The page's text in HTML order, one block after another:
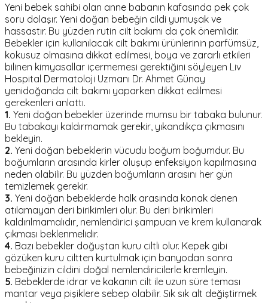
Yeni bebek sahibi olan anne babanın kafasında pek çok
soru dolaşır. Yeni doğan bebeğin cildi yumuşak ve
hassastır. Bu yüzden rutin cilt bakımı da çok önemlidir.
Bebekler için kullanılacak cilt bakımı ürünlerinin parfümsüz,
kokusuz olmasına dikkat edilmesi, boya ve zararlı etkileri
bilinen kimyasallar içermemesi gerektiğini söyleyen Liv
Hospital Dermatoloji Uzmanı Dr. Ahmet Günay
yenidoğanda cilt bakımı yaparken dikkat edilmesi
gerekenleri anlattı.
1. Yeni doğan bebekler üzerinde mumsu bir tabaka bulunur.
Bu tabakayı kaldırmamak gerekir, yıkandıkça çıkmasını
bekleyin.
2. Yeni doğan bebeklerin vücudu boğum boğumdur. Bu
boğumların arasında kirler oluşup enfeksiyon kapılmasına
neden olabilir. Bu yüzden boğumların arasını her gün
temizlemek gerekir.
3. Yeni doğan bebeklerde halk arasında konak denen
atılamayan deri birikimleri olur. Bu deri birikimleri
kaldırılmamalıdır, nemlendirici şampuan ve krem kullanarak
çıkması beklenmelidir.
4. Bazı bebekler doğuştan kuru ciltli olur. Kepek gibi
gözüken kuru ciltten kurtulmak için banyodan sonra
bebeğinizin cildini doğal nemlendiricilerle kremleyin.
5. Bebeklerde idrar ve kakanın cilt ile uzun süre teması
mantar veya pişiklere sebep olabilir. Sık sık alt değiştirmek